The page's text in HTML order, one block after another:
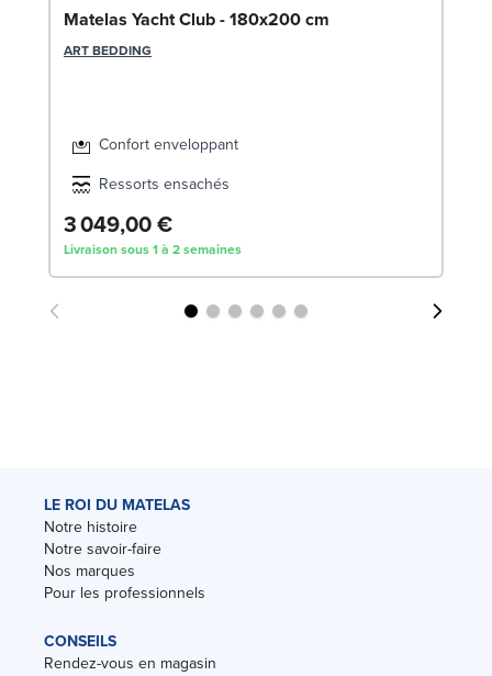
Matelas Yacht Club - 180x200 cm
ART BEDDING
Confort enveloppant
Ressorts ensachés
3 049,00 €
Livraison sous 1 à 2 semaines
LE ROI DU MATELAS
Notre histoire
Notre savoir-faire
Nos marques
Pour les professionnels
CONSEILS
Rendez-vous en magasin